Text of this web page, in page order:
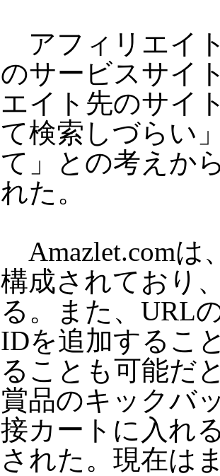
アフィリエイ
のサービスサイ
エイト先のサイ
て検索しづらい
て」との考えか
れた。
Amazlet.comは
構成されており
る。また、URL
IDを追加するこ
ることも可能だ
賞品のキックバ
接カートに入れ
された。現在は